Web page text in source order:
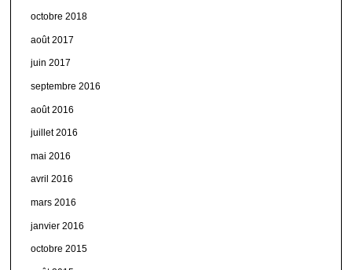
octobre 2018
août 2017
juin 2017
septembre 2016
août 2016
juillet 2016
mai 2016
avril 2016
mars 2016
janvier 2016
octobre 2015